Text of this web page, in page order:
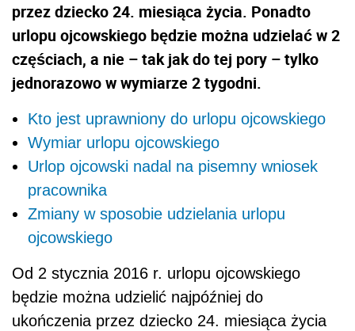
przez dziecko 24. miesiąca życia. Ponadto
urlopu ojcowskiego będzie można udzielać w 2
częściach, a nie – tak jak do tej pory – tylko
jednorazowo w wymiarze 2 tygodni.
Kto jest uprawniony do urlopu ojcowskiego
Wymiar urlopu ojcowskiego
Urlop ojcowski nadal na pisemny wniosek
pracownika
Zmiany w sposobie udzielania urlopu
ojcowskiego
Od 2 stycznia 2016 r. urlopu ojcowskiego
będzie można udzielić najpóźniej do
ukończenia przez dziecko 24. miesiąca życia